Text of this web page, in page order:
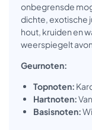
onbegrensde
dichte, exotische
hout, kruiden en
weerspiegelt
Geurnoten:
Topnoten:
Hartnoten:
Basisnoten: